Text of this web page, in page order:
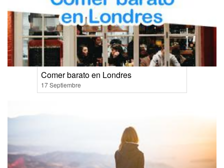
Comer barato en Londres
17 Septiembre